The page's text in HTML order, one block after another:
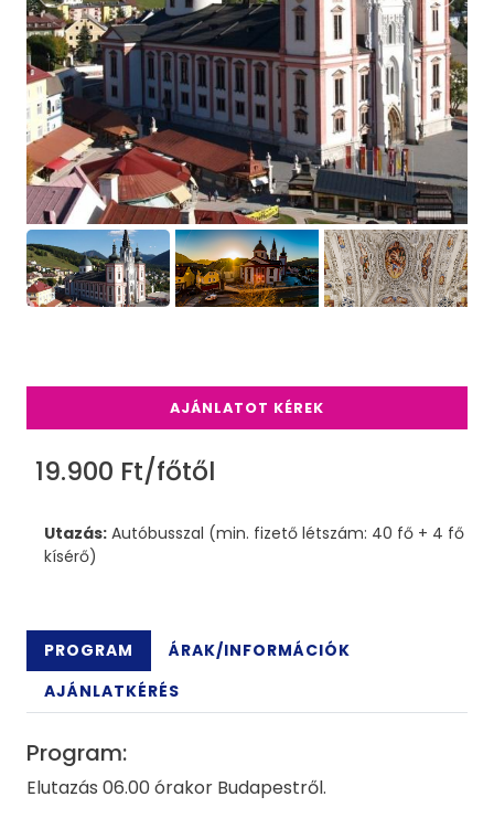
AJÁNLATOT KÉREK
19.900 Ft/főtől
Utazás: Autóbusszal (min. fizető létszám: 40 fő + 4 fő
kísérő)
PROGRAM
ÁRAK/INFORMÁCIÓK
AJÁNLATKÉRÉS
Program:
Elutazás 06.00 órakor Budapestről.